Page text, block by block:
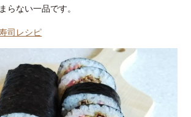
らない一品です。
司レシピ